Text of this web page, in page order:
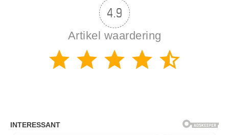
4.9
Artikel waardering